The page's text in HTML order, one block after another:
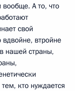
А то, что
свой
втройне
нашей страны,
кто нуждается